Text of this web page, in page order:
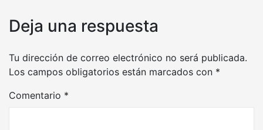
Deja una respuesta
Tu dirección de correo electrónico no será publicada.
Los campos obligatorios están marcados con *
Comentario *